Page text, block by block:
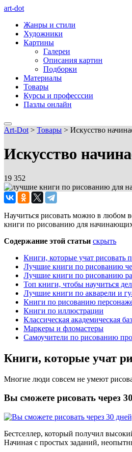
art-dot
Жанры и стили
Художники
Картины
Галереи
Описания картин
Подборки
Материалы
Товары
Курсы и професссии
Пазлы онлайн
Art-Dot > Товары > Искусство
Искусство
19 352
Научиться рисовать можно в любом
книги по рисованию для
Содержание этой статьи скрыть
Книги, которые учат рисовать
Лучшие книги по рисованию
Лучшие книги по рисованию
Топ книги, чтобы научиться
Лучшие книги по акварели и
Книги по рисованию
Книги по иллюстрации
Классическая академическая
Маркеры и фломастеры
Самоучители по рисованию
Книги, которые учат
Многие люди совсем не умеют
Вы сможете рисовать через
Бестселлер, который получил
Начиная с простых заданий,